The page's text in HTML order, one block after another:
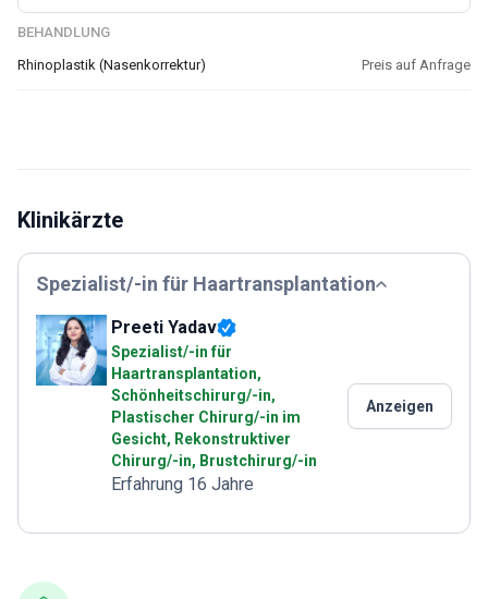
BEHANDLUNG
Rhinoplastik (Nasenkorrektur)
Preis auf Anfrage
Klinikärzte
Spezialist/-in für Haartransplantation
Preeti Yadav
Spezialist/-in für
Haartransplantation,
Schönheitschirurg/-in,
Plastischer Chirurg/-in im
Gesicht, Rekonstruktiver
Chirurg/-in, Brustchirurg/-in
Erfahrung 16 Jahre
Anzeigen